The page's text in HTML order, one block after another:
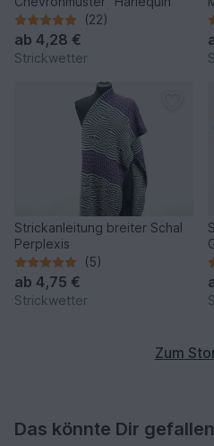
(22)
ab 4,28 €
Strickwetter
Strickanleitung breiter Schal
Perplexis
(5)
ab 4,75 €
Strickwetter
Zum
Das könnte Dir gefallen